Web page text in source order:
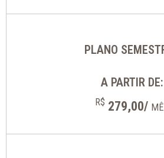
PLANO
A PARTIR DE:
R$ 279,00/